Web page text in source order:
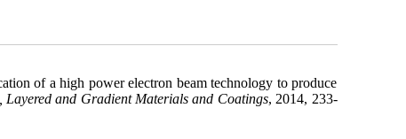
of a high power electron beam technology to produce
Layered and Gradient Materials and Coatings, 2014, 233-